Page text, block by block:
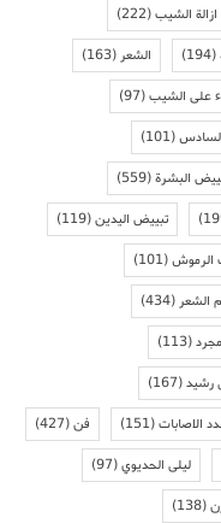
ازالة الشيب(222)
(194) الشعر(163)
على الشيب(97)
(101)
البشرة(559)
تبييض اليدين(119)
الرموش(101)
الشعر(434)
(113)
رشيد(167)
الاصابات(151) فن(427)
ليلى الحديوي(97)
(138)